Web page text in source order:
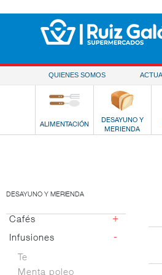
QUIENES SOMOS
ALIMENTACIÓN
DESAYUNO Y
MERIENDA
DESAYUNO Y MERIENDA
Cafés +
Monodosis
Molido
Soluble
Infusiones -
Te
Menta poleo